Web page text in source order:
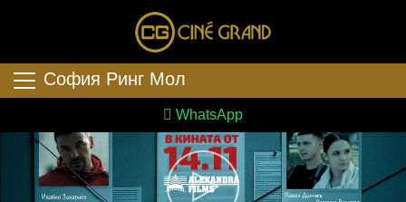
София Ринг Мол
WhatsApp